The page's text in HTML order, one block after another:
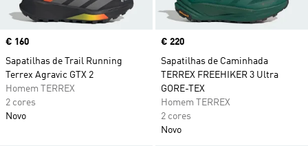
Price
€ 160
Sapatilhas de Trail Running
Terrex Agravic GTX 2
Homem TERREX
2 cores
Novo
Price
€ 220
Sapatilhas de Caminhada
TERREX FREEHIKER 3 Ultra
GORE-TEX
Homem TERREX
2 cores
Novo